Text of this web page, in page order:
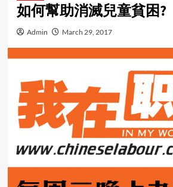
如何幫助消滅兒童貧困?
Admin March 29, 2017